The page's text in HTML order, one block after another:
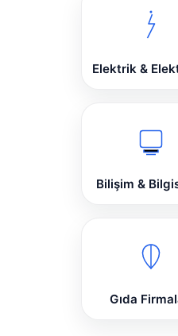
Elektrik &
Bilişim &
Gıda